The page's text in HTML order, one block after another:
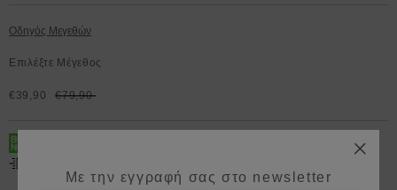
Οδηγός Μεγεθών
Επιλέξτε Μέγεθος
€39,90 €79,90
Με την εγγραφή σας στο newsletter